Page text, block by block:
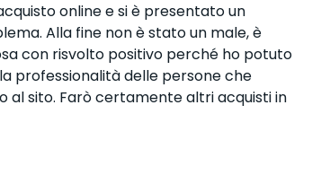
online e si è presentato un
Alla fine non è stato un male, è
con risvolto positivo perché ho potuto
professionalità delle persone che
al sito. Farò certamente altri acquisti in